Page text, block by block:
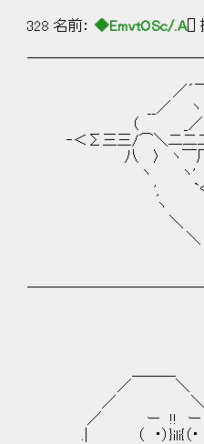
328 名前： ◆EmvtOSc/.A[]
／´￣￣￣
__／ ヽ
（ _／｀ﾌ￢
‐＜Σ三三/⌒＼二二二
八 〉 ヽ￣厂￣￣
ヽ ヽ' ／´
', `く 丿 ノ
ヽ ｀
＼ Ｌ.
＼
／ ＼
／ ＼
／ ー !! ー
.| （ ・）}ili{（・